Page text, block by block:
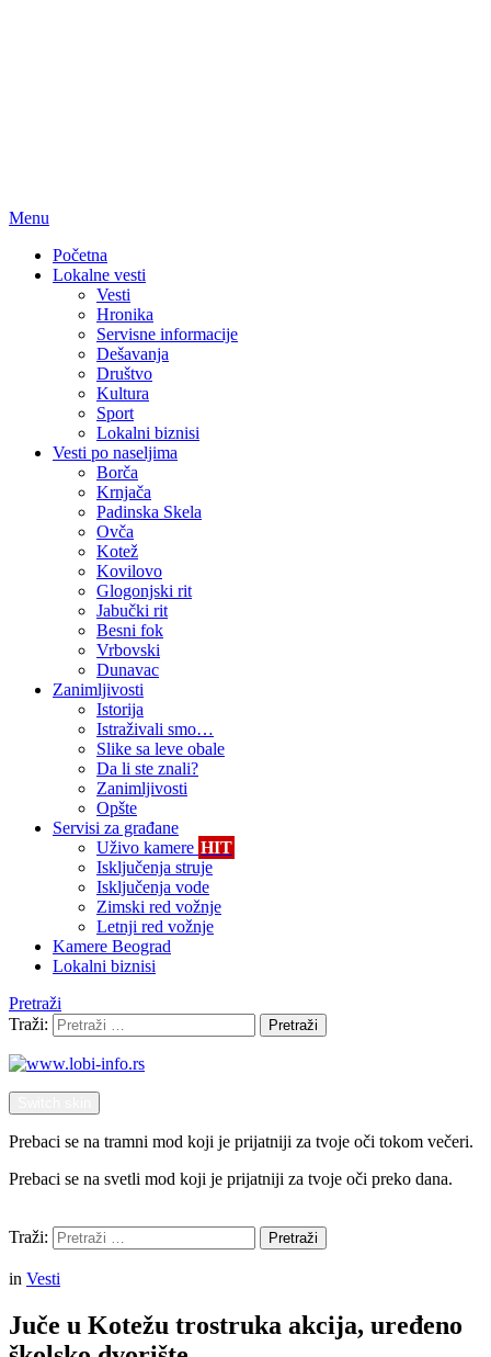
Menu
Početna
Lokalne vesti
Vesti
Hronika
Servisne informacije
Dešavanja
Društvo
Kultura
Sport
Lokalni biznisi
Vesti po naseljima
Borča
Krnjača
Padinska Skela
Ovča
Kotež
Kovilovo
Glogonjski rit
Jabučki rit
Besni fok
Vrbovski
Dunavac
Zanimljivosti
Istorija
Istraživali smo…
Slike sa leve obale
Da li ste znali?
Zanimljivosti
Opšte
Servisi za građane
Uživo kamere HIT
Isključenja struje
Isključenja vode
Zimski red vožnje
Letnji red vožnje
Kamere Beograd
Lokalni biznisi
Pretraži
Traži:
Pretraži
Prebaci se na tramni mod koji je prijatniji za tvoje oči tokom večeri.
Prebaci se na svetli mod koji je prijatniji za tvoje oči preko dana.
Traži:
Pretraži
in Vesti
Juče u Kotežu trostruka akcija, uređeno